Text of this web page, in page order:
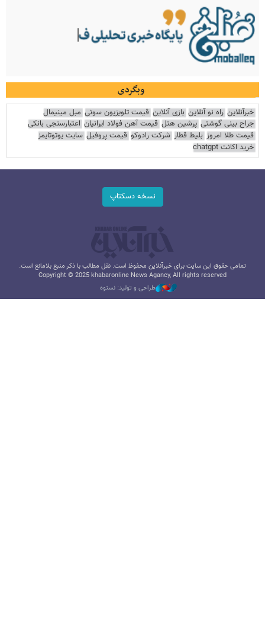
وبگردی
خبرآنلاین راه نو آنلاین بازی آنلاین قیمت تلویزیون سونی مبل مینیمال
جراح بینی گوشتی پرشین هتل قیمت آهن فولاد ایرانیان اعتبارسنجی بانکی
قیمت طلا امروز بلیط قطار شرکت رادوکو قیمت پروفیل سایت یوتوتایمز
خرید اکانت chatgpt
نسخه دسکتاپ
تمامی حقوق این سایت برای خبرآنلاین محفوظ است. نقل مطالب با ذکر منبع بلامانع است.
Copyright © 2025 khabaronline News Agancy, All rights reserved
طراحی و تولید: نستوه